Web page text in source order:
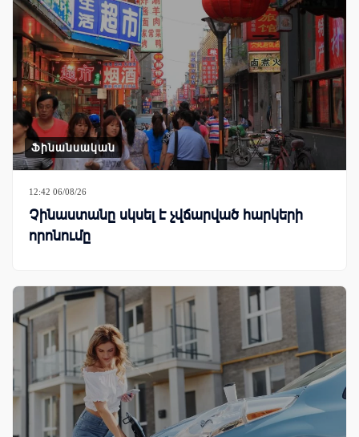
Ֆինանսական
12:42 06/08/26
Չինաստանը սկսել է չվճարված հարկերի
որոնումը